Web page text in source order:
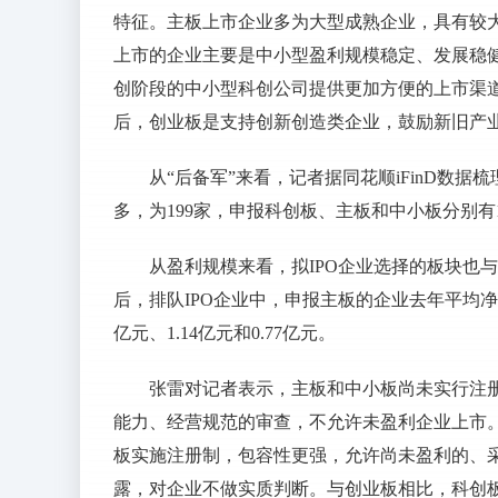
特征。主板上市企业多为大型成熟企业，具有
上市的企业主要是中小型盈利规模稳定、发展
创阶段的中小型科创公司提供更加方便的上市
后，创业板是支持创新创造类企业，鼓励新旧
从“后备军”来看，记者据同花顺iFinD数据
多，为199家，申报科创板、主板和中小板分别
从盈利规模来看，拟IPO企业选择的板块也
后，排队IPO企业中，申报主板的企业去年平均
亿元、1.14亿元和0.77亿元。
张雷对记者表示，主板和中小板尚未实行注
能力、经营规范的审查，不允许未盈利企业上
板实施注册制，包容性更强，允许尚未盈利的
露，对企业不做实质判断。与创业板相比，科